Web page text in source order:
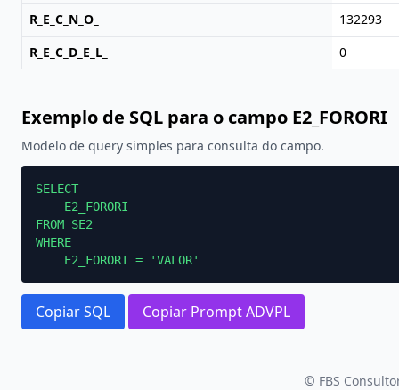
R_E_C_N_O_
132293
R_E_C_D_E_L_
0
Exemplo de SQL para o campo E2_FORORI
Modelo de query simples para consulta do campo.
SELECT
    E2_FORORI
FROM SE2
WHERE
    E2_FORORI = 'VALOR'
Copiar SQL Copiar Prompt ADVPL
© FBS